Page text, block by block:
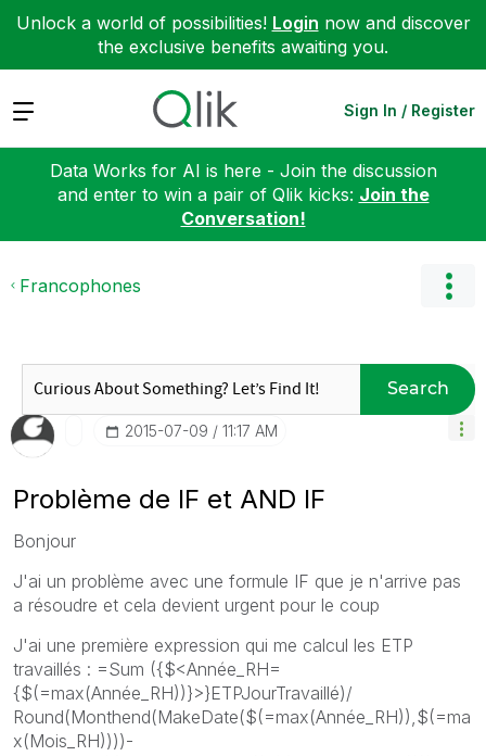
Unlock a world of possibilities! Login now and discover
the exclusive benefits awaiting you.
Expand Sign In / Register
Data Works for AI is here - Join the discussion
and enter to win a pair of Qlik kicks: Join the
Conversation!
Francophones
Search
‎2015-07-09 11:17 AM
Problème de IF et AND IF
Bonjour
J'ai un problème avec une formule IF que je n'arrive pas
a résoudre et cela devient urgent pour le coup
J'ai une première expression qui me calcul les ETP
travaillés : =Sum ({$<Année_RH=
{$(=max(Année_RH))}>}ETPJourTravaillé)/
Round(Monthend(MakeDate($(=max(Année_RH)),$(=ma
x(Mois_RH))))-